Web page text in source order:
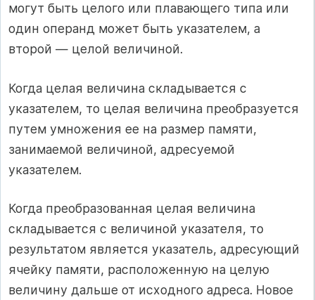
могут быть целого или плавающего типа или
один операнд может быть указателем, а
второй — целой величиной.
Когда целая величина складывается с
указателем, то целая величина преобразуется
путем умножения ее на размер памяти,
занимаемой величиной, адресуемой
указателем.
Когда преобразованная целая величина
складывается с величиной указателя, то
результатом является указатель, адресующий
ячейку памяти, расположенную на целую
величину дальше от исходного адреса. Новое